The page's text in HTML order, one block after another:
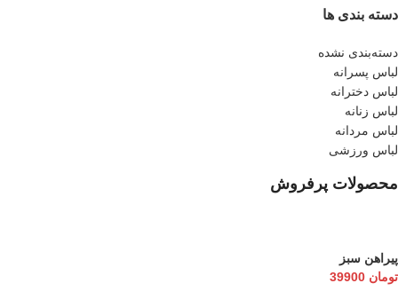
دسته بندی ها
دسته‌بندی نشده
لباس پسرانه
لباس دخترانه
لباس زنانه
لباس مردانه
لباس ورزشی
محصولات پرفروش
پیراهن سبز
تومان